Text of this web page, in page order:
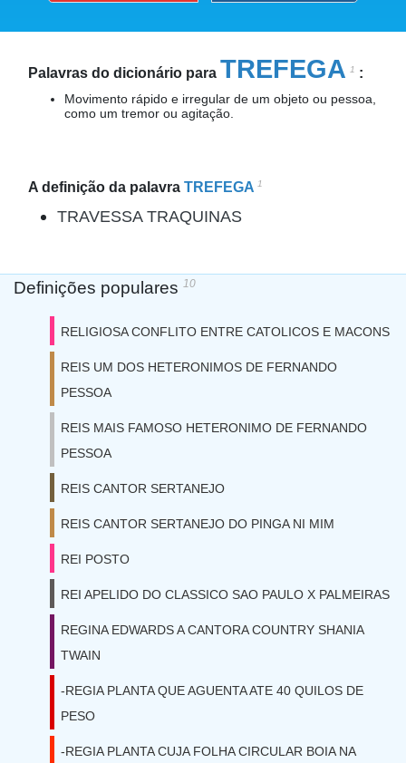
Palavras do dicionário para TREFEGA 1 :
Movimento rápido e irregular de um objeto ou pessoa,
como um tremor ou agitação.
A definição da palavra TREFEGA 1
TRAVESSA TRAQUINAS
Definições populares 10
RELIGIOSA CONFLITO ENTRE CATOLICOS E MACONS
REIS UM DOS HETERONIMOS DE FERNANDO
PESSOA
REIS MAIS FAMOSO HETERONIMO DE FERNANDO
PESSOA
REIS CANTOR SERTANEJO
REIS CANTOR SERTANEJO DO PINGA NI MIM
REI POSTO
REI APELIDO DO CLASSICO SAO PAULO X PALMEIRAS
REGINA EDWARDS A CANTORA COUNTRY SHANIA
TWAIN
-REGIA PLANTA QUE AGUENTA ATE 40 QUILOS DE
PESO
-REGIA PLANTA CUJA FOLHA CIRCULAR BOIA NA